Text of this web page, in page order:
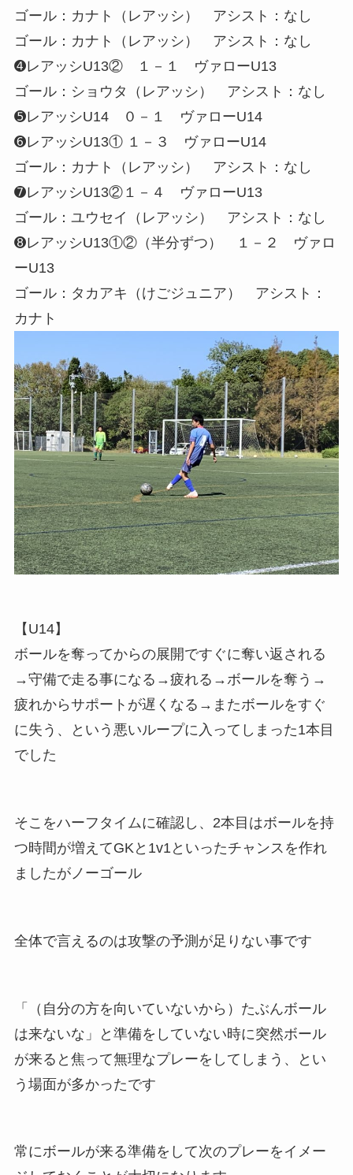
ゴール：カナト（レアッシ） アシスト：なし
ゴール：カナト（レアッシ） アシスト：なし
➍レアッシU13② １－１ ヴァローU13
ゴール：ショウタ（レアッシ） アシスト：なし
➎レアッシU14 ０－１ ヴァローU14
➏レアッシU13① １－３ ヴァローU14
ゴール：カナト（レアッシ） アシスト：なし
➐レアッシU13②１－４ ヴァローU13
ゴール：ユウセイ（レアッシ） アシスト：なし
➑レアッシU13①②（半分ずつ） １－２ ヴァロ
ーU13
ゴール：タカアキ（けごジュニア） アシスト：
カナト
【U14】
ボールを奪ってからの展開ですぐに奪い返される
→守備で走る事になる→疲れる→ボールを奪う→
疲れからサポートが遅くなる→またボールをすぐ
に失う、という悪いループに入ってしまった1本目
でした
そこをハーフタイムに確認し、2本目はボールを持
つ時間が増えてGKと1v1といったチャンスを作れ
ましたがノーゴール
全体で言えるのは攻撃の予測が足りない事です
「（自分の方を向いていないから）たぶんボール
は来ないな」と準備をしていない時に突然ボール
が来ると焦って無理なプレーをしてしまう、とい
う場面が多かったです
常にボールが来る準備をして次のプレーをイメー